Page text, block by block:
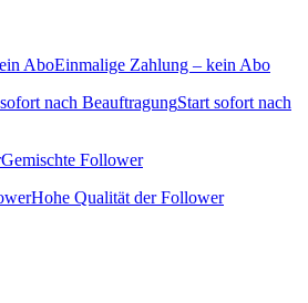
Einmalige Zahlung – kein Abo
Start sofort nach
Gemischte Follower
Hohe Qualität der Follower